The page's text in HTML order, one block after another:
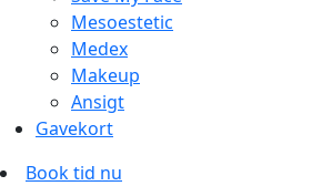
Mesoestetic
Medex
Makeup
Ansigt
Gavekort
Book tid nu